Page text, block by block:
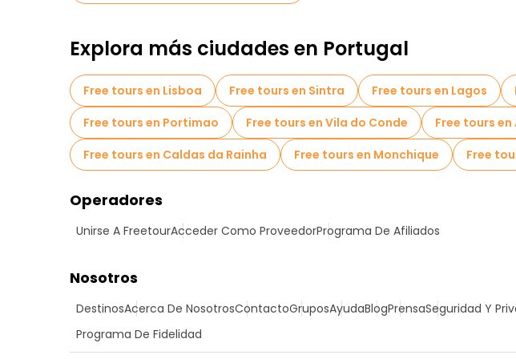
Explora más ciudades en Portugal
Free tours en Lisboa Free tours en Sintra Free tours en Lagos
Free tours en Portimao
Free tours en Vila do Conde Free tours
Free tours en Caldas da Rainha
Free tours en Monchique Free
Operadores
Unirse A FreetourAcceder Como ProveedorPrograma De Afiliados
Nosotros
DestinosAcerca De NosotrosContactoGruposAyudaBlogPrensaSeguridad Y
Programa De Fidelidad